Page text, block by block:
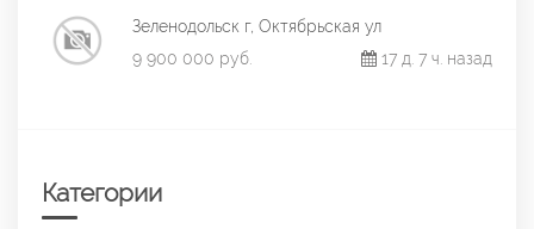
Зеленодольск г, Октябрьская ул
9 900 000 руб.
17 д. 7 ч. назад
Категории